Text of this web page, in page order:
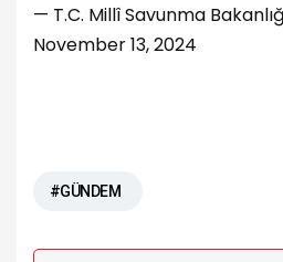
— T.C. Millî Savunma
November 13, 2024
#GÜNDEM